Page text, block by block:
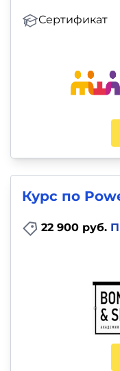
Сертификат
Курс по
22 900 руб.